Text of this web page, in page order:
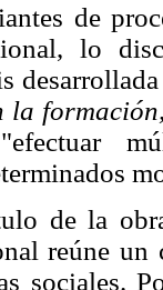
de
lo
la
de la
reúne un
sociales.